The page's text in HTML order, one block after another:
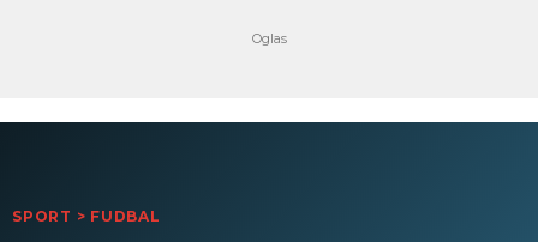
SPORT > FUDBAL